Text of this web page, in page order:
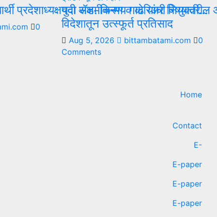
प्रदेशाध्यक्षपदी ॲड. चिन्मय गाढे यांची नियुक्ती…
0
युवा सक्षमीकरण व करिअर विषयावरील
विदेशातून उत्स्फूर्त प्रतिसाद
Aug 5, 2026 bittambatami.com
0
Comments
Home
Contact
E-
E-paper
E-paper
E-paper